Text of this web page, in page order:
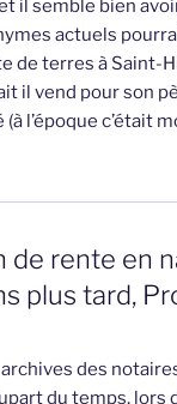
et il semble bien
actuels
de terres à Saint-
il vend pour son
l’époque c’était
de rente en
plus tard,
des
du temps, lors